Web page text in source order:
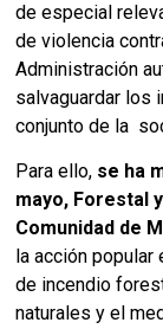
de especial
de violencia
Administración
salvaguardar los
conjunto de la
Para ello, se ha
mayo, Forestal
Comunidad de
la acción
de incendio
naturales y el